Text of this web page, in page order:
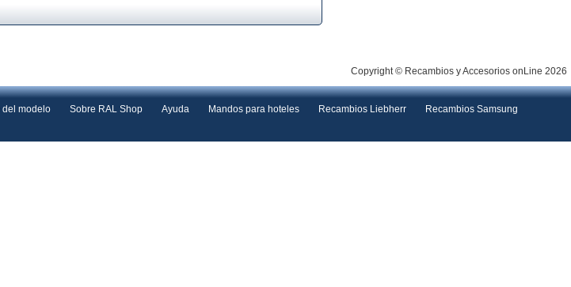
Copyright © Recambios y Accesorios onLine 2026
del modelo Sobre RAL Shop Ayuda Mandos para hoteles Recambios Liebherr
Recambios Samsung